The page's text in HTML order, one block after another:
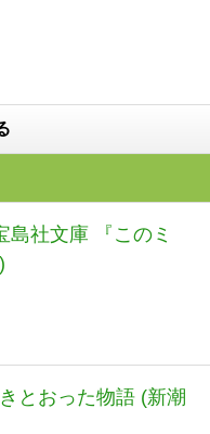
島社文庫 『このミ
とおった物語 (新潮